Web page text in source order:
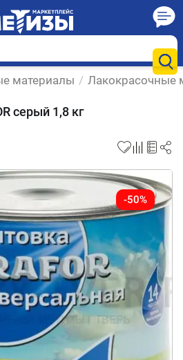
материалы / Лакокрасочные
серый 1,8 кг
-50%